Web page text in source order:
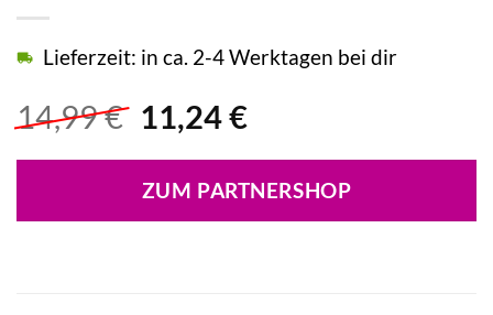
14,99€ Ursprünglicher
war:
14,99 €
11,24€Aktueller
ist:
11,24 €.
Lieferzeit: in ca. 2-4 Werktagen bei dir
ZUM PARTNERSHOP